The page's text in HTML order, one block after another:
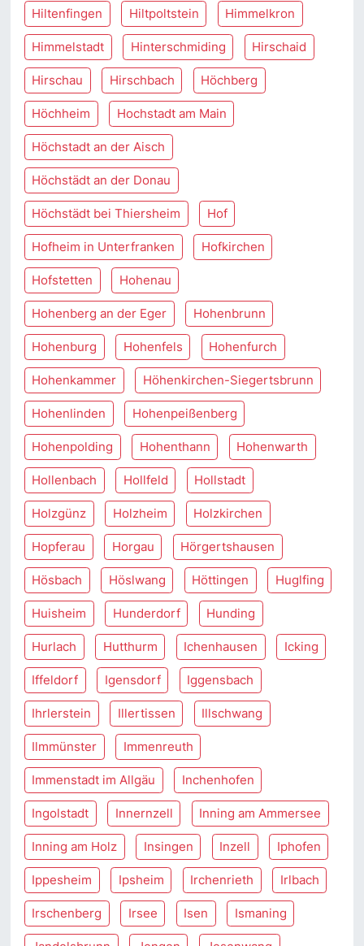
Hiltenfingen Hiltpoltstein Himmelkron
Himmelstadt Hinterschmiding Hirschaid
Hirschau Hirschbach Höchberg
Höchheim Hochstadt am Main
Höchstadt an der Aisch
Höchstädt an der Donau
Höchstädt bei Thiersheim Hof
Hofheim in Unterfranken Hofkirchen
Hofstetten Hohenau
Hohenberg an der Eger Hohenbrunn
Hohenburg Hohenfels Hohenfurch
Hohenkammer Höhenkirchen-Siegertsbrunn
Hohenlinden Hohenpeißenberg
Hohenpolding Hohenthann Hohenwarth
Hollenbach Hollfeld Hollstadt
Holzgünz Holzheim Holzkirchen
Hopferau Horgau Hörgertshausen
Hösbach Höslwang Höttingen Huglfing
Huisheim Hunderdorf Hunding
Hurlach Hutthurm Ichenhausen Icking
Iffeldorf Igensdorf Iggensbach
Ihrlerstein Illertissen Illschwang
Ilmmünster Immenreuth
Immenstadt im Allgäu Inchenhofen
Ingolstadt Innernzell Inning am Ammersee
Inning am Holz Insingen Inzell Iphofen
Ippesheim Ipsheim Irchenrieth Irlbach
Irschenberg Irsee Isen Ismaning